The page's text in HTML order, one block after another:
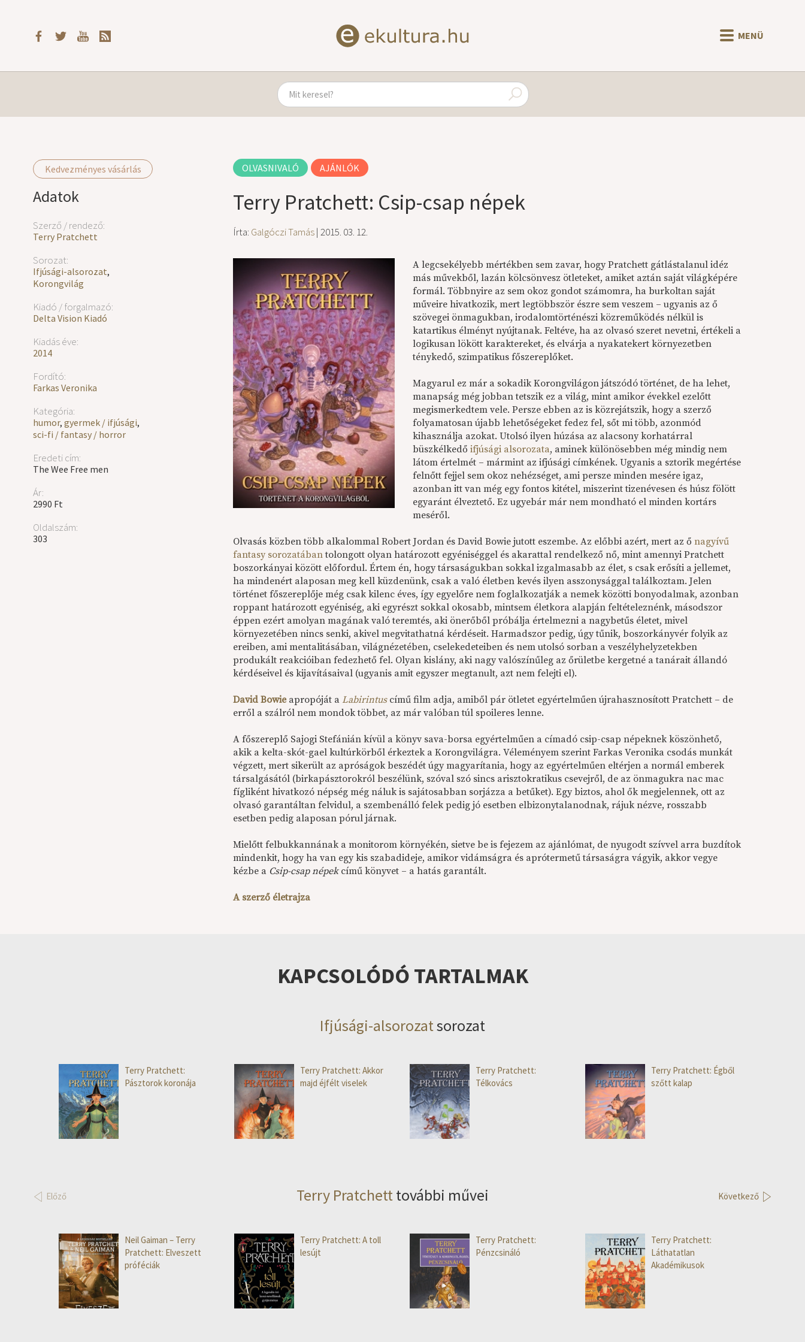
MENÜ
Kedvezményes vásárlás
Adatok
Szerző / rendező:
Terry Pratchett
Sorozat:
Ifjúsági-alsorozat,
Korongvilág
Kiadó / forgalmazó:
Delta Vision Kiadó
Kiadás éve:
2014
Fordító:
Farkas Veronika
Kategória:
humor, gyermek / ifjúsági,
sci-fi / fantasy / horror
Eredeti cím:
The Wee Free men
Ár:
2990 Ft
Oldalszám:
303
OLVASNIVALÓ AJÁNLÓK
Terry Pratchett: Csip-csap népek
Írta: Galgóczi Tamás| 2015. 03. 12.
A legcsekélyebb mértékben sem zavar, hogy Pratchett gátlástalanul idéz
más művekből, lazán kölcsönvesz ötleteket, amiket aztán saját világképére
formál. Többnyire az sem okoz gondot számomra, ha burkoltan saját
műveire hivatkozik, mert legtöbbször észre sem veszem – ugyanis az ő
szövegei önmagukban, irodalomtörténészi közreműködés nélkül is
katartikus élményt nyújtanak. Feltéve, ha az olvasó szeret nevetni, értékeli a
logikusan lökött karaktereket, és elvárja a nyakatekert környezetben
ténykedő, szimpatikus főszereplőket.
Magyarul ez már a sokadik Korongvilágon játszódó történet, de ha lehet,
manapság még jobban tetszik ez a világ, mint amikor évekkel ezelőtt
megismerkedtem vele. Persze ebben az is közrejátszik, hogy a szerző
folyamatosan újabb lehetőségeket fedez fel, sőt mi több, azonmód
kihasználja azokat. Utolsó ilyen húzása az alacsony korhatárral
büszkélkedőifjúsági alsorozata, aminek különösebben még mindig nem
látom értelmét – mármint az ifjúsági címkének. Ugyanis a sztorik megértése
felnőtt fejjel sem okoz nehézséget, ami persze minden mesére igaz,
azonban itt van még egy fontos kitétel, miszerint tizenévesen és húsz fölött
egyaránt élveztető. Ez ugyebár már nem mondható el minden kortárs
meséről.
Olvasás közben több alkalommal Robert Jordan és David Bowie jutott eszembe. Az előbbi azért, mert az ő nagyívű
fantasy sorozatábantolongott olyan határozott egyéniséggel és akarattal rendelkező nő, mint amennyi Pratchett
boszorkányai között előfordul. Értem én, hogy társaságukban sokkal izgalmasabb az élet, s csak erősíti a jellemet,
ha mindenért alaposan meg kell küzdenünk, csak a való életben kevés ilyen asszonysággal találkoztam. Jelen
történet főszereplője még csak kilenc éves, így egyelőre nem foglalkozatják a nemek közötti bonyodalmak, azonban
roppant határozott egyéniség, aki egyrészt sokkal okosabb, mintsem életkora alapján feltételeznénk, másodszor
éppen ezért amolyan magának való teremtés, aki önerőből próbálja értelmezni a nagybetűs életet, mivel
környezetében nincs senki, akivel megvitathatná kérdéseit. Harmadszor pedig, úgy tűnik, boszorkányvér folyik az
ereiben, ami mentalitásában, világnézetében, cselekedeteiben és nem utolsó sorban a veszélyhelyzetekben
produkált reakcióiban fedezhető fel. Olyan kislány, aki nagy valószínűleg az őrületbe kergetné a tanárait állandó
kérdéseivel és kijavításaival (ugyanis amit egyszer megtanult, azt nem felejti el).
David Bowieapropóját aLabirintuscímű film adja, amiből pár ötletet egyértelműen újrahasznosított Pratchett – de
erről a szálról nem mondok többet, az már valóban túl spoileres lenne.
A főszereplő Sajogi Stefánián kívül a könyv sava-borsa egyértelműen a címadó csip-csap népeknek köszönhető,
akik a kelta-skót-gael kultúrkörből érkeztek a Korongvilágra. Véleményem szerint Farkas Veronika csodás munkát
végzett, mert sikerült az apróságok beszédét úgy magyarítania, hogy az egyértelműen eltérjen a normál emberek
társalgásától (birkapásztorokról beszélünk, szóval szó sincs arisztokratikus csevejről, de az önmagukra nac mac
fígliként hivatkozó népség még náluk is sajátosabban sorjázza a betűket). Egy biztos, ahol ők megjelennek, ott az
olvasó garantáltan felvidul, a szembenálló felek pedig jó esetben elbizonytalanodnak, rájuk nézve, rosszabb
esetben pedig alaposan pórul járnak.
Mielőtt felbukkannának a monitorom környékén, sietve be is fejezem az ajánlómat, de nyugodt szívvel arra buzdítok
mindenkit, hogy ha van egy kis szabadideje, amikor vidámságra és aprótermetű társaságra vágyik, akkor vegye
kézbe a Csip-csap népekcímű könyvet – a hatás garantált.
A szerző életrajza
KAPCSOLÓDÓ TARTALMAK
Ifjúsági-alsorozatsorozat
Terry Pratchett:
Pásztorok koronája
Terry Pratchett: Akkor
majd éjfélt viselek
Terry Pratchett:
Télkovács
Terry Pratchett: Égből
szőtt kalap
Előző Terry Pratchetttovábbi művei Következő
Neil Gaiman – Terry
Pratchett: Elveszett
próféciák
Terry Pratchett: A toll
lesújt
Terry Pratchett:
Pénzcsináló
Terry Pratchett:
Láthatatlan
Akadémikusok